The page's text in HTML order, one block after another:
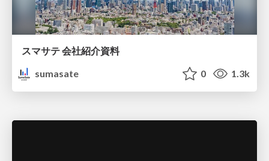
スマサテ 会社紹介資料
sumasate
0 1.3k